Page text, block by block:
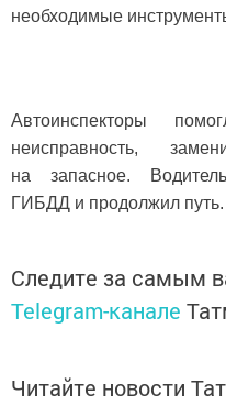
необходимые
Автоинспекторы
неисправность,
на запасное.
ГИБДД и продолжил путь.
Следите за самым
Telegram-канале
Читайте новости